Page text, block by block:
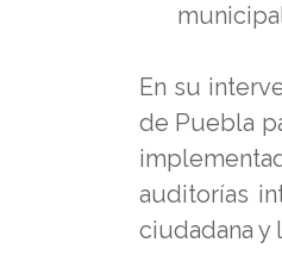
En su
de Puebla
auditorías
ciudadana y